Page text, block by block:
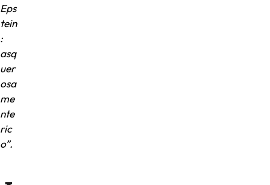
Eps
tein
:
asq
uer
osa
me
nte
ric
o”.